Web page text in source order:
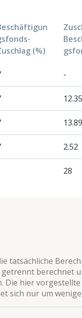
(%)
-
12.35
13.89
2.52
28
tatsächliche
berechnet
Die hier vorgestellte
sich nur um